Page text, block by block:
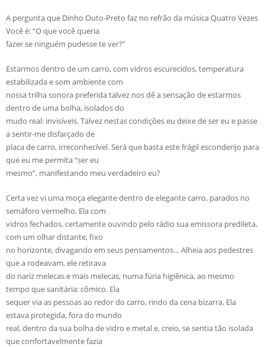
A pergunta que Dinho Outo-Preto faz no refrão da música Quatro Vezes
Você é: “O que você queria
fazer se ninguém pudesse te ver?”
Estarmos dentro de um carro, com vidros escurecidos, temperatura
estabilizada e som ambiente com
nossa trilha sonora preferida talvez nos dê a sensação de estarmos
dentro de uma bolha, isolados do
mudo real: invisíveis. Talvez nestas condições eu deixe de ser eu e passe
a sentir-me disfarçado de
placa de carro, irreconhecível. Será que basta este frágil esconderijo para
que eu me permita “ser eu
mesmo”, manifestando meu verdadeiro eu?
Certa vez vi uma moça elegante dentro de elegante carro, parados no
semáforo vermelho. Ela com
vidros fechados, certamente ouvindo pelo rádio sua emissora predileta,
com um olhar distante, fixo
no horizonte, divagando em seus pensamentos… Alheia aos pedestres
que a rodeavam, ele retirava
do nariz melecas e mais melecas, numa fúria higiênica, ao mesmo
tempo que sanitária: cômico. Ela
sequer via as pessoas ao redor do carro, rindo da cena bizarra. Ela
estava protegida, fora do mundo
real, dentro da sua bolha de vidro e metal e, creio, se sentia tão isolada
que confortavelmente fazia